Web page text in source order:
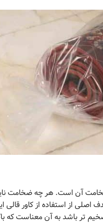
ضخامت آن است. هر چه ضخامت
اصلی از استفاده از کاور
تر باشد به آن معناست که